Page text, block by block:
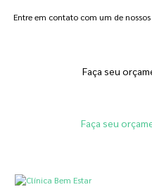
Entre em contato com um de
Faça seu
Faça seu